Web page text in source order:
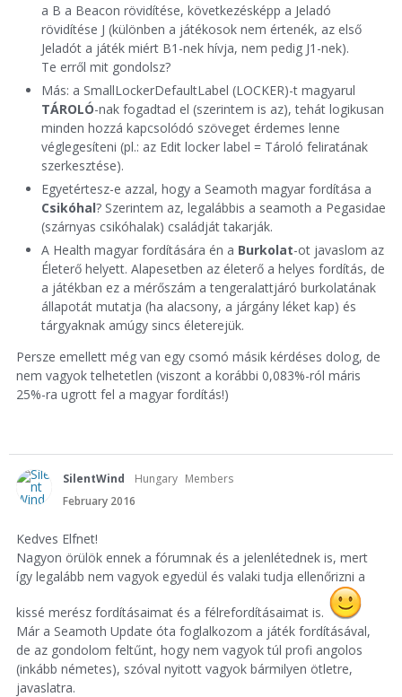
a B a Beacon rövidítése, következésképp a Jeladó
rövidítése J (különben a játékosok nem értenék, az első
Jeladót a játék miért B1-nek hívja, nem pedig J1-nek).
Te erről mit gondolsz?
Más: a SmallLockerDefaultLabel (LOCKER)-t magyarul
TÁROLÓ-nak fogadtad el (szerintem is az), tehát logikusan
minden hozzá kapcsolódó szöveget érdemes lenne
véglegesíteni (pl.: az Edit locker label = Tároló feliratának
szerkesztése).
Egyetértesz-e azzal, hogy a Seamoth magyar fordítása a
Csikóhal? Szerintem az, legalábbis a seamoth a Pegasidae
(szárnyas csikóhalak) családját takarják.
A Health magyar fordítására én a Burkolat-ot javaslom az
Életerő helyett. Alapesetben az életerő a helyes fordítás, de
a játékban ez a mérőszám a tengeralattjáró burkolatának
állapotát mutatja (ha alacsony, a járgány léket kap) és
tárgyaknak amúgy sincs életerejük.
Persze emellett még van egy csomó másik kérdéses dolog, de
nem vagyok telhetetlen (viszont a korábbi 0,083%-ról máris
25%-ra ugrott fel a magyar fordítás!)
SilentWind Hungary Members
February 2016
Kedves Elfnet!
Nagyon örülök ennek a fórumnak és a jelenlétednek is, mert
így legalább nem vagyok egyedül és valaki tudja ellenőrizni a
kissé merész fordításaimat és a félrefordításaimat is.
Már a Seamoth Update óta foglalkozom a játék fordításával,
de az gondolom feltűnt, hogy nem vagyok túl profi angolos
(inkább németes), szóval nyitott vagyok bármilyen ötletre,
javaslatra.